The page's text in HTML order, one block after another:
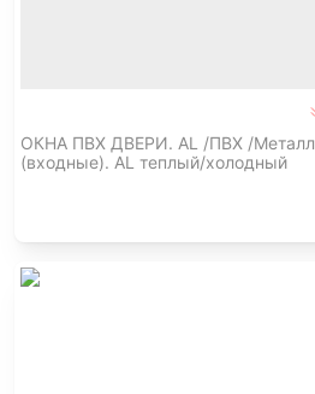
ОКНА ПВХ ДВЕРИ. AL /ПВХ /Металл
(входные). AL теплый/холодный